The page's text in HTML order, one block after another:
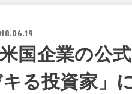
国企業の公
る投資家」